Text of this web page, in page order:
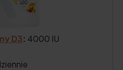
D3: 4000 IU